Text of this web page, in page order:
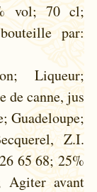
vol; 70 cl;
par:
Liqueur;
de canne, jus
Guadeloupe;
Z.I.
65 68; 25%
Agiter avant